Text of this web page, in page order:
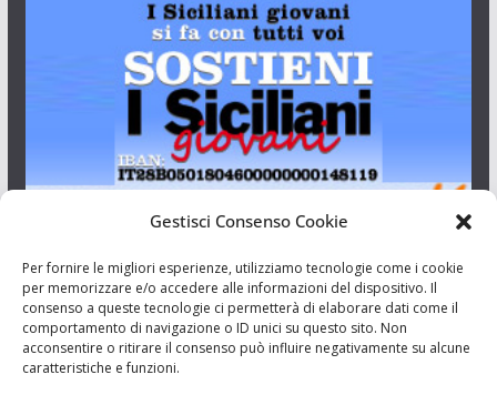
Gestisci Consenso Cookie
Per fornire le migliori esperienze, utilizziamo tecnologie come i cookie
per memorizzare e/o accedere alle informazioni del dispositivo. Il
consenso a queste tecnologie ci permetterà di elaborare dati come il
comportamento di navigazione o ID unici su questo sito. Non
acconsentire o ritirare il consenso può influire negativamente su alcune
caratteristiche e funzioni.
Aut. del tribunale di Catania n.23/2011 del 20/09/2011 Dir.
Resp. Riccardo Orioles.